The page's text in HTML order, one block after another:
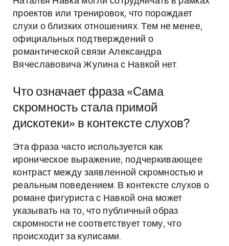
проектов или тренировок, что порождает
слухи о близких отношениях. Тем не менее,
официальных подтверждений о
романтической связи Александра
Вячеславовича Жулина с Навкой нет.
Что означает фраза «Сама
скромность стала примой
дискотеки» в контексте слухов?
Эта фраза часто используется как
ироническое выражение, подчеркивающее
контраст между заявленной скромностью и
реальным поведением. В контексте слухов о
романе фигуриста с Навкой она может
указывать на то, что публичный образ
скромности не соответствует тому, что
происходит за кулисами.